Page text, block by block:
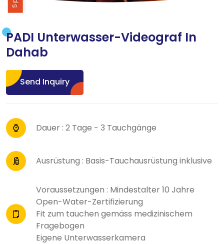
PADI Unterwasser-Videograf In
Dahab
Send Inquiry
Dauer : 2 Tage - 3 Tauchgänge
Ausrüstung : Basis-Tauchausrüstung inklusive
Voraussetzungen : Mindestalter 10 Jahre
Open-Water-Zertifizierung
Fit zum tauchen gemäss medizinischem
Fragebogen
Eigene Unterwasserkamera